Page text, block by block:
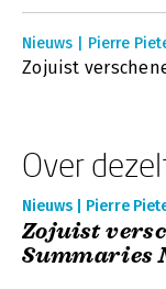
Nieuws | Pierre
Zojuist
Over
Nieuws | Pierre
Zojuist
Summaries